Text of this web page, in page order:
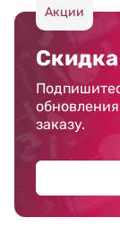
Акции
Скидка
заказу.